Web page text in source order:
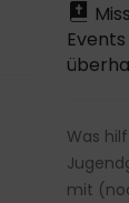
Was
mit